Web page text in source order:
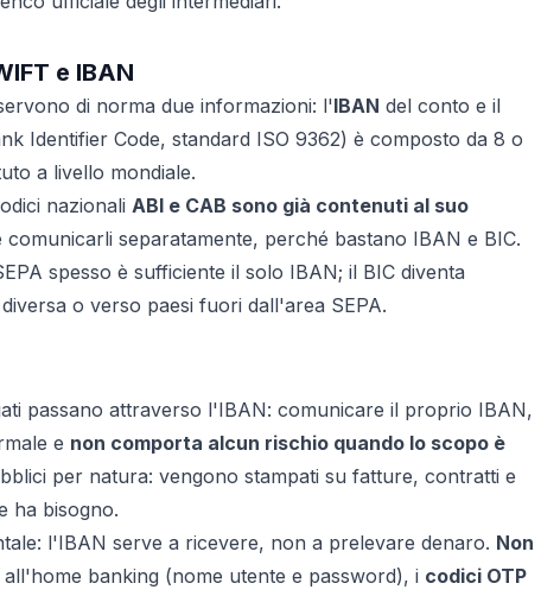
e IBAN
di norma due informazioni: l'IBAN del conto e il
Identifier Code, standard ISO 9362) è composto da 8 o
a livello mondiale.
nazionali ABI e CAB sono già contenuti al suo
separatamente, perché bastano IBAN e BIC.
spesso è sufficiente il solo IBAN; il BIC diventa
o verso paesi fuori dall'area SEPA.
passano attraverso l'IBAN: comunicare il proprio IBAN,
e non comporta alcun rischio quando lo scopo è
per natura: vengono stampati su fatture, contratti e
ha bisogno.
l'IBAN serve a ricevere, non a prelevare denaro. Non
banking (nome utente e password), i codici OTP